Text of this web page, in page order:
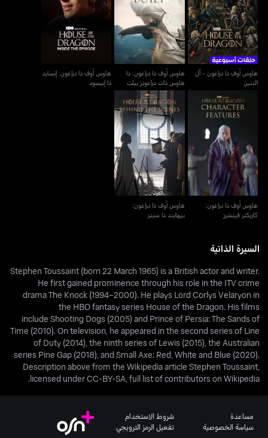
هاوس أوف ذا دراغون - آل
التنين
هاوس أوف ذا دراغون - آل
التنين
هاوس أوف ذا دراغون: ذا
هاوس ذات دراغونز بيلت
هاوس أوف ذا دراغون: ذا
هاوس ذات دراغونز بيلت
هاوس أوف ذا دراغون:
إنسايد ذا إبيسود
هاوس أوف ذا دراغون: إنسايد
ذا إبيسود
هاوس أوف ذا دراغون:
كاريكتر فيتشرز
هاوس أوف ذا دراغون:
كاريكتر فيتشرز
هاوس أوف ذا دراغون:
بيهايند ذا سينز
هاوس أوف ذا دراغون:
بيهايند ذا سينز
السيرة الذاتية
Stephen Toussaint (born 22 March 1965) is a British actor and writer.
He first gained prominence through his role in the ITV crime
drama The Knock (1994–2000). He plays Lord Corlys Velaryon in
the HBO fantasy series House of the Dragon. His films
include Shooting Dogs (2005) and Prince of Persia: The Sands of
Time (2010). On television, he appeared in the second series of Line
of Duty (2014), the ninth series of Lewis (2015), the Australian
series Pine Gap (2018), and Small Axe: Red, White and Blue (2020).
Description above from the Wikipedia article Stephen Toussaint,
licensed under CC-BY-SA, full list of contributors on Wikipedia.
مساعدة
سياسة الخصوصية
شروط الاستخدام
تفعيل الرمز الترويجي